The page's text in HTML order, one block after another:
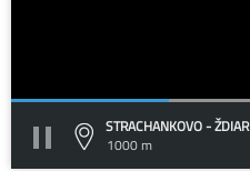
STRACHANKOVO - ŽDIAR
1000 m